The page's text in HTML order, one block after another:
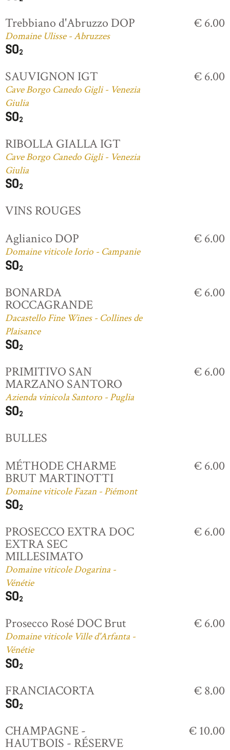
Trebbiano d'Abruzzo DOP
Domaine Ulisse - Abruzzes
€ 6.00
SAUVIGNON IGT
Cave Borgo Canedo Gigli - Venezia
Giulia
€ 6.00
RIBOLLA GIALLA IGT
Cave Borgo Canedo Gigli - Venezia
Giulia
VINS ROUGES
Aglianico DOP
Domaine viticole Iorio - Campanie
€ 6.00
BONARDA
ROCCAGRANDE
Dacastello Fine Wines - Collines de
Plaisance
€ 6.00
PRIMITIVO SAN
MARZANO SANTORO
Azienda vinicola Santoro - Puglia
€ 6.00
BULLES
MÉTHODE CHARME
BRUT MARTINOTTI
Domaine viticole Fazan - Piémont
€ 6.00
PROSECCO EXTRA DOC
EXTRA SEC
MILLESIMATO
Domaine viticole Dogarina -
Vénétie
€ 6.00
Prosecco Rosé DOC Brut
Domaine viticole Ville d'Arfanta -
Vénétie
€ 6.00
FRANCIACORTA € 8.00
CHAMPAGNE -
HAUTBOIS - RÉSERVE
€ 10.00